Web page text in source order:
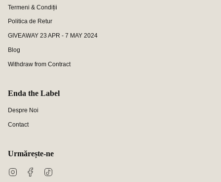
Termeni & Condiții
Politica de Retur
GIVEAWAY 23 APR - 7 MAY 2024
Blog
Withdraw from Contract
Enda the Label
Despre Noi
Contact
Urmărește-ne
InstagramFacebook